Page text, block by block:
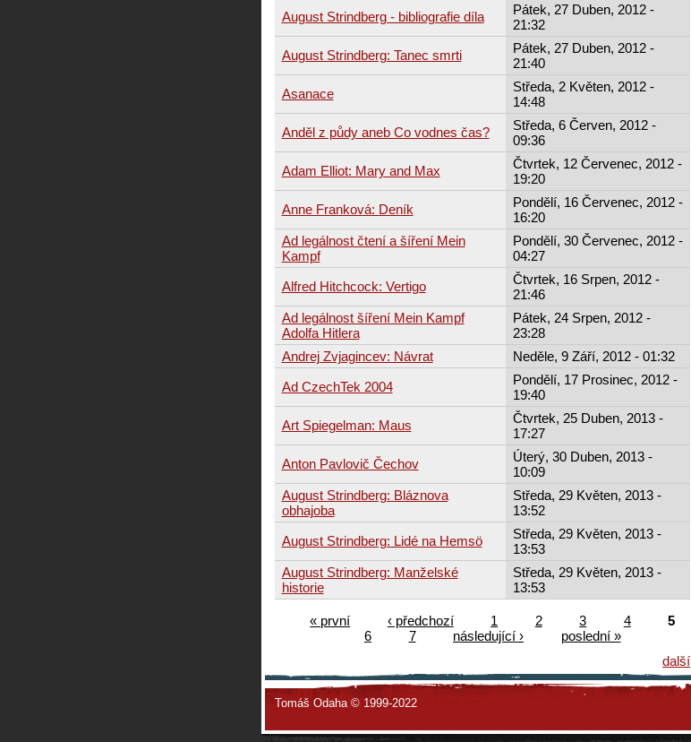
August Strindberg - bibliografie díla
Pátek, 27 Duben, 2012 -
21:32
August Strindberg: Tanec smrti
Pátek, 27 Duben, 2012 -
21:40
Asanace
Středa, 2 Květen, 2012 -
14:48
Anděl z půdy aneb Co vodnes čas?
Středa, 6 Červen, 2012 -
09:36
Adam Elliot: Mary and Max
Čtvrtek, 12 Červenec, 2012 -
19:20
Anne Franková: Deník
Pondělí, 16 Červenec, 2012 -
16:20
Ad legálnost čtení a šíření Mein
Kampf
Pondělí, 30 Červenec, 2012 -
04:27
Alfred Hitchcock: Vertigo
Čtvrtek, 16 Srpen, 2012 -
21:46
Ad legálnost šíření Mein Kampf
Adolfa Hitlera
Pátek, 24 Srpen, 2012 -
23:28
Andrej Zvjagincev: Návrat
Neděle, 9 Září, 2012 - 01:32
Ad CzechTek 2004
Pondělí, 17 Prosinec, 2012 -
19:40
Art Spiegelman: Maus
Čtvrtek, 25 Duben, 2013 -
17:27
Anton Pavlovič Čechov
Úterý, 30 Duben, 2013 -
10:09
August Strindberg: Bláznova
obhajoba
Středa, 29 Květen, 2013 -
13:52
August Strindberg: Lidé na Hemsö
Středa, 29 Květen, 2013 -
13:53
August Strindberg: Manželské
historie
Středa, 29 Květen, 2013 -
13:53
« první ‹ předchozí 1 2 3 4
5
6
7 následující ›
poslední »
další
Tomáš Odaha © 1999-2022